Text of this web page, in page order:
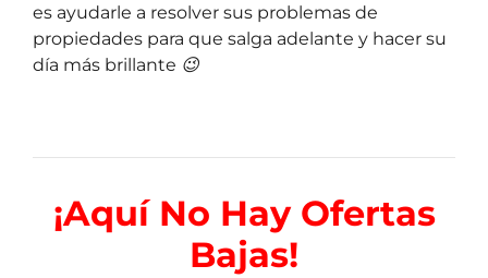
es ayudarle a resolver sus problemas de
propiedades para que salga adelante y hacer su
día más brillante 😉
¡Aquí No Hay Ofertas
Bajas!